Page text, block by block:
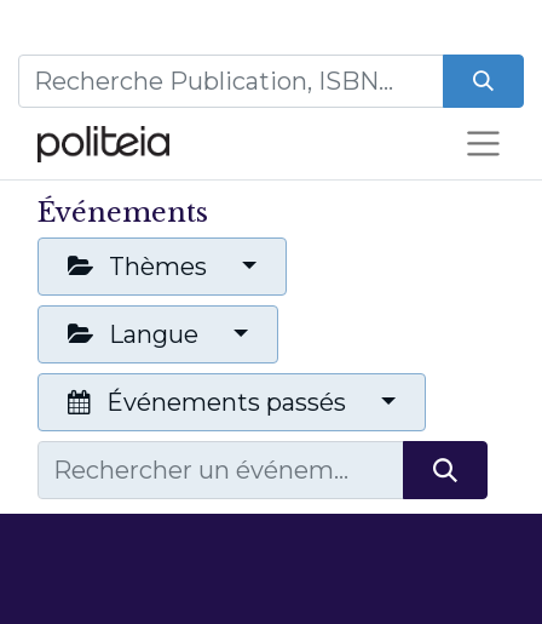
Événements
Thèmes
Langue
Événements passés